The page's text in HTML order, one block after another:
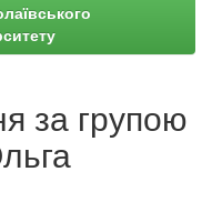
за групою